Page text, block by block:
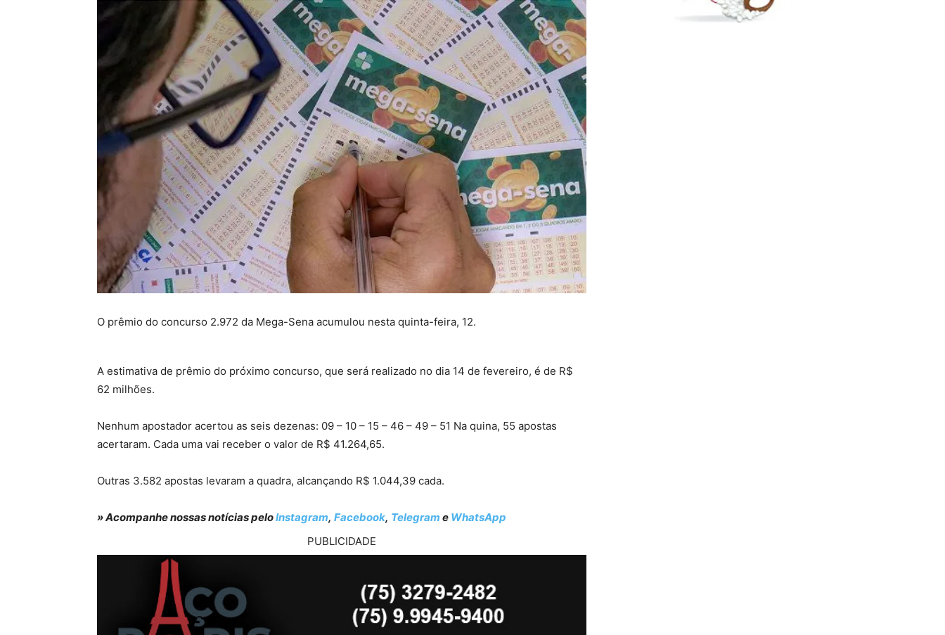
O prêmio do concurso 2.972 da Mega-Sena acumulou nesta quinta-feira, 12.
A estimativa de prêmio do próximo concurso, que será realizado no dia 14 de fevereiro, é de R$
62 milhões.
Nenhum apostador acertou as seis dezenas: 09 – 10 – 15 – 46 – 49 – 51 Na quina, 55 apostas
acertaram. Cada uma vai receber o valor de R$ 41.264,65.
Outras 3.582 apostas levaram a quadra, alcançando R$ 1.044,39 cada.
» Acompanhe nossas notícias peloInstagram, Facebook, Telegram e WhatsApp
PUBLICIDADE